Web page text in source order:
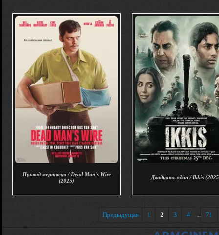
Провод мертвеца / Dead Man's Wire
(2025)
Двадцать один / Ikkis
Предыдущая 1 2 3 4 ... 71